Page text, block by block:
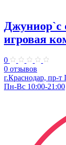
Джуниор`с
игровая
0
0 отзывов
​г.Краснодар, пр-т
Пн-Вс 10:00-21:00